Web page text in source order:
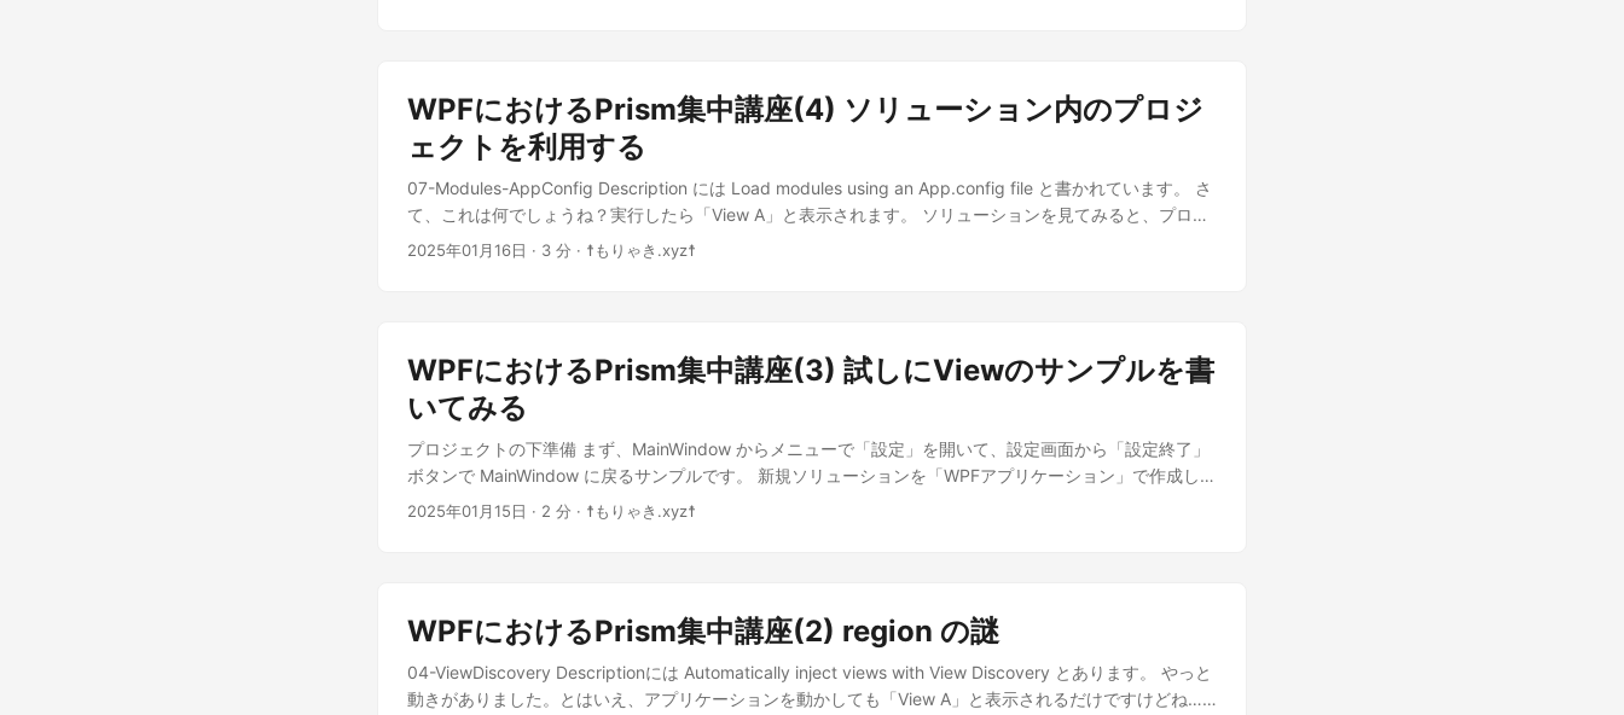
<summary> /// サービスプロバイダです /// </summary> public IServiceProvider Services { get; } ///
<summary> /// サービスを登録します /// </summary> /// <returns></returns> private static
ServiceProvider ConfigureServices() { var services = new ServiceCollection();
services.AddSingleton<IMainWindowViewModel, MainWindowViewModel>(); return
services.BuildServiceProvider(); } } 次はエラーが出た MainWindowViewModel の設定だけど、まとめて
やっちゃうわよ！ プロジェクトにとりあえず Views と ViewModels フォルダを作って MainWindow.xaml
prism:RegionManager.RegionName="ContentRegion" /> </Grid> </Window>
ViewModels\MainWindowViewModel.cs namespace ViewModelLocator.ViewModels { public class
MainWindowViewModel : BindableBase { private string _title = "Prism Unity Application"; public string
Title { get { return _title; } set { SetProperty(ref _title, value); } } public MainWindowViewModel() { } } } ま
あ、これ CommunityToolkit.Mvvm の覚え書き をきちんと読んでくれた人なら「ほとんど同じ」となりま
すよね？ CommunityToolkit.Mvvm では ObservableObject だったところが BindingBase になっているだ
WPFにおけるPrism集中講座(4) ソリューション内のプロジ
ェクトを利用する
07-Modules-AppConfig Description には Load modules using an App.config file と書かれています。 さ
て、これは何でしょうね？実行したら「View A」と表示されます。 ソリューションを見てみると、プロジ
ェクト「Modules」と「ModuleA」があります。 おそらく「Modules」から「ModuleA」のView を使って
Culture=neutral, PublicKeyToken=null" moduleName="ModuleAModule" startupLoaded="True" />
</modules> </configuration> 更新されたファイル単体では分かりにくいので、06-
ViewActivationDeactivation の App.config を引用してみます。 <?xml version="1.0" encoding="utf-8"?>
<configuration> <startup> </startup> </configuration> はい、見事に空っぽですね。 実際 ModuleA フ
ォルダを bin を基準に掘っていくと ModuleA.dll があります。 では ModuleA にある肝心の変更部分を見
てみましょう。 ModuleA\ModuleAModule.cs using ModuleA.Views; namespace ModuleA { public class
RegisterTypes(IContainerRegistry containerRegistry) { } } } 他の変更は些細なものなので省略します。 ...
2025年01月16日 · 3 分 · ☨もりゃき.xyz☨
WPFにおけるPrism集中講座(3) 試しにViewのサンプルを書
いてみる
プロジェクトの下準備 まず、MainWindow からメニューで「設定」を開いて、設定画面から「設定終了」
ボタンで MainWindow に戻るサンプルです。 新規ソリューションを「WPFアプリケーション」で作成しま
す。.NET 9 を利用すれば良いでしょう。 ここでは SimplePrismViewSample という名前にしています。
を吐きます。 …一体どこに Views が含まれてるんですかね？ブラックボックス臭い… MainWindow.xaml
の修正 <Window x:Class="SimplePrismViewSample.Views.MainWindow"
xmlns="http://schemas.microsoft.com/winfx/2006/xaml/presentation"
2025年01月15日 · 2 分 · ☨もりゃき.xyz☨
WPFにおけるPrism集中講座(2) region の謎
04-ViewDiscovery Descriptionには Automatically inject views with View Discovery とあります。 やっと
動きがありました。とはいえ、アプリケーションを動かしても「View A」と表示されるだけですけどね…